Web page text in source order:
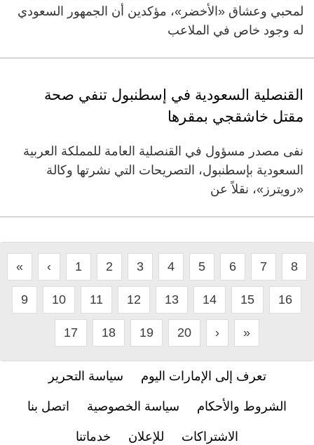
لمحبي وعشاق «الأخضر»، مؤكدين أن الجمهور السعودي
له وجود خاص في الملاعب
القنصلية السعودية في إسطنبول تنفي صحة
مقتل خاشقجي بمقرها
نفى مصدر مسؤول في القنصلية العامة للمملكة العربية
السعودية بإسطنبول، التصريحات التي نشرتها وكالة
«رويترز»، نقلاً عن
« ‹ 1 2 3 4 5 6 7 8
9 10 11 12 13 14 15 16
17 18 19 20 › »
تعرف إلى الإمارات اليوم سياسة التحرير
الشروط والأحكام سياسة الخصوصية اتصل بنا
الاشتراكات للإعلان خدماتنا